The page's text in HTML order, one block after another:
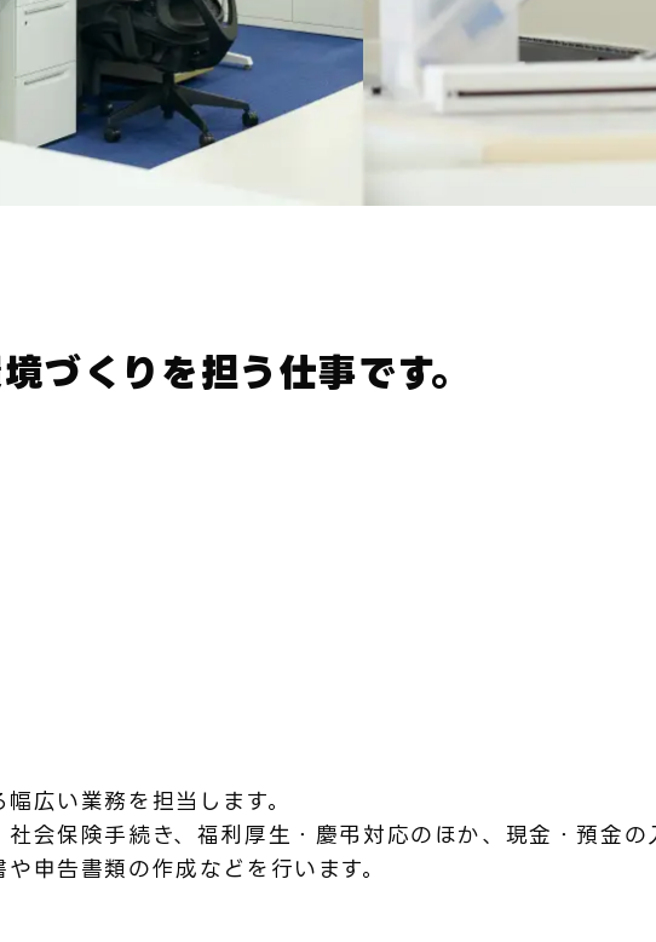
づくりを担う仕事です。
広い業務を担当します。
会保険手続き、福利厚生・慶弔対応のほか、現金・預金
申告書類の作成などを行います。